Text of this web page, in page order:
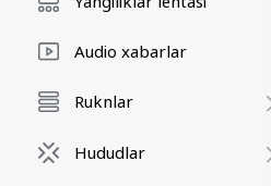
Audio xabarlar
Ruknlar
Hududlar